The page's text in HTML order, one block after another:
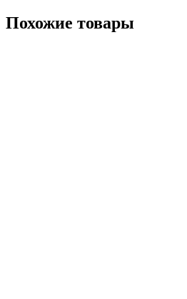
Похожие товары